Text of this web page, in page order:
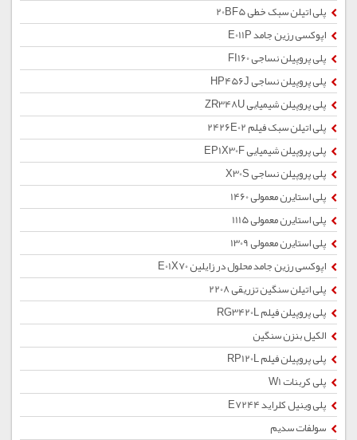
پلی اتیلن سبک خطی 20BF5
اپوکسی رزین جامد E011P
پلی پروپیلن نساجی FI160
پلی پروپیلن نساجی HP456J
پلی پروپیلن شیمیایی ZR348U
پلی اتیلن سبک فیلم 2426E02
پلی پروپیلن شیمیایی EP1X30F
پلی پروپیلن نساجی X30S
پلی استایرن معمولی 1460
پلی استایرن معمولی 1115
پلی استایرن معمولی 1309
اپوکسی رزین جامد محلول در زایلین E01X70
پلی اتیلن سنگین تزریقی 2208
پلی پروپیلن فیلم RG3420L
الکیل بنزن سنگین
پلی پروپیلن فیلم RP120L
پلی کربنات W1
پلی وینیل کلراید E7244
سولفات سدیم